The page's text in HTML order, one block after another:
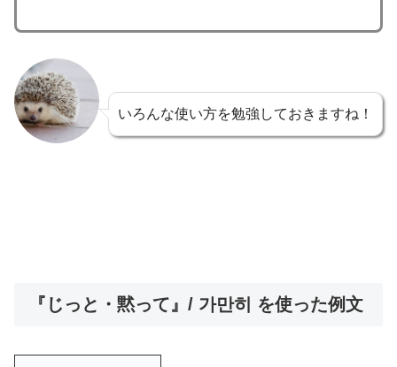
いろんな使い方を勉強しておきますね！
『じっと・黙って』/ 가만히 を使った例文